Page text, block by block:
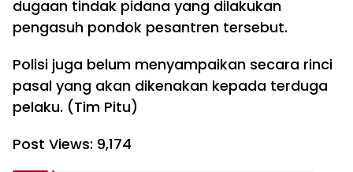
dugaan tindak pidana yang dilakukan
pengasuh pondok pesantren tersebut.
Polisi juga belum menyampaikan secara rinci
pasal yang akan dikenakan kepada terduga
pelaku. (Tim Pitu)
Post Views: 9,174